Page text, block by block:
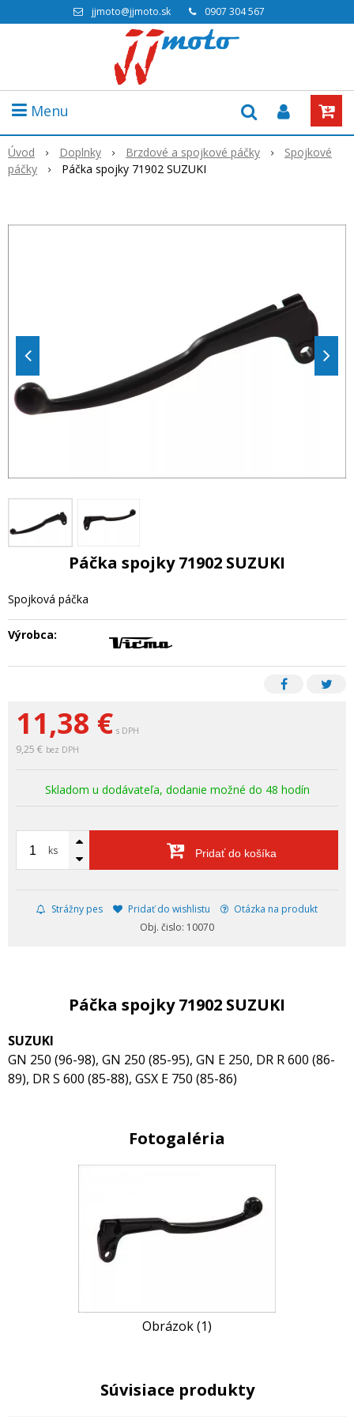
jjmoto@jjmoto.sk 0907 304 567
Menu
Úvod Doplnky Brzdové a spojkové páčky
Spojkové
páčky
Páčka spojky 71902 SUZUKI
11,38 € s DPH
9,25 € bez DPH
Skladom u dodávateľa, dodanie možné do 48 hodín
ks Pridať do košíka
Strážny pes Pridať do wishlistu
Otázka na produkt
Obj. čislo: 10070
Páčka spojky 71902 SUZUKI
Spojková páčka
Výrobca:
Páčka spojky 71902 SUZUKI
SUZUKI
GN 250 (96-98), GN 250 (85-95), GN E 250, DR R 600 (86-
89), DR S 600 (85-88), GSX E 750 (85-86)
Fotogaléria
Obrázok (1)
Súvisiace produkty